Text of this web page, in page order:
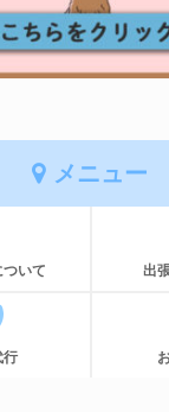
メニュー
いて 出
行